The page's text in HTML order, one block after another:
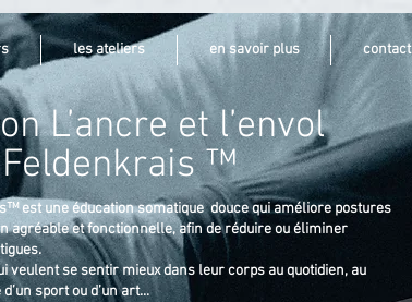
les ateliers en savoir plus contact
L’ancre et l’envol
™
est une éducation somatique douce qui améliore postures
agréable et fonctionnelle, afin de réduire ou éliminer
veulent se sentir mieux dans leur corps au quotidien, au
sport ou d’un art...